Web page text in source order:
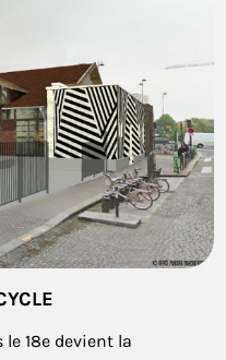
le 18e devient la